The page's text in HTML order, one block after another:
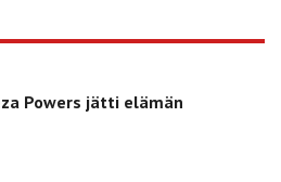
Powers jätti elämän